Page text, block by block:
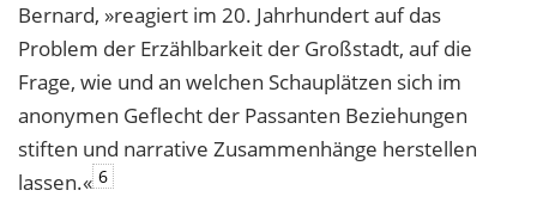
Bernard, »reagiert im 20. Jahrhundert auf das
Problem der Erzählbarkeit der Großstadt, auf die
Frage, wie und an welchen Schauplätzen sich im
anonymen Geflecht der Passanten Beziehungen
stiften und narrative Zusammenhänge herstellen
lassen.« 6